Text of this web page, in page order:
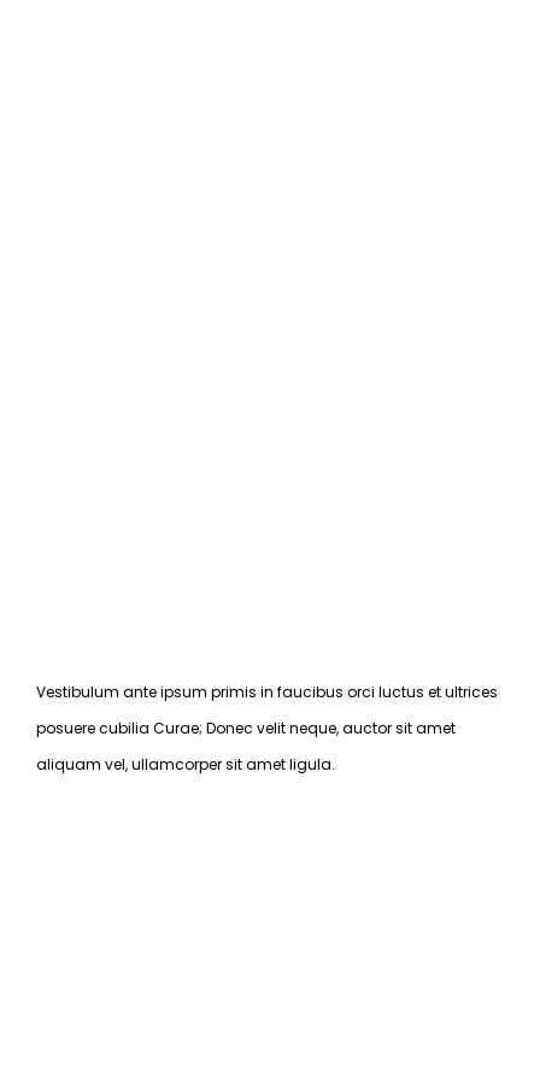
Vestibulum ante ipsum primis in faucibus orci luctus et ultrices
posuere cubilia Curae; Donec velit neque, auctor sit amet
aliquam vel, ullamcorper sit amet ligula.​